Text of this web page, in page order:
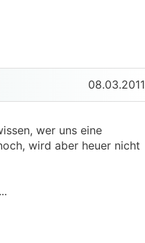
08.03.2011
wer uns eine
wird aber heuer nicht